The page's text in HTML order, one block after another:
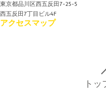
東京都品川区西五反田7-25-5
西五反田7丁目ビル4F
アクセスマップ
ト